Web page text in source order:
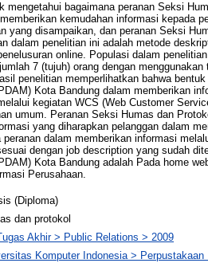
mengetahui bagaimana peranan Seksi
kemudahan informasi kepada
yang disampaikan, dan peranan Seksi
dalam penelitian ini adalah metode
online. Populasi dalam
7 (tujuh) orang dengan
penelitian memperlihatkan bahwa
Kota Bandung dalam memberikan
kegiatan WCS (Web Customer
umum. Peranan Seksi Humas dan
yang diharapkan pelanggan dalam
dalam memberikan informasi
dengan job description yang sudah
Kota Bandung adalah Pada home
Perusahaan.
(Diploma)
dan protokol
Akhir > Public Relations > 2009
Komputer Indonesia > Perpustakaan